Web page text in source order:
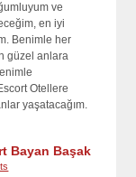
ve
en iyi
Benimle her
güzel anlara
Otellere
yaşatacağım.
Bayan Başak